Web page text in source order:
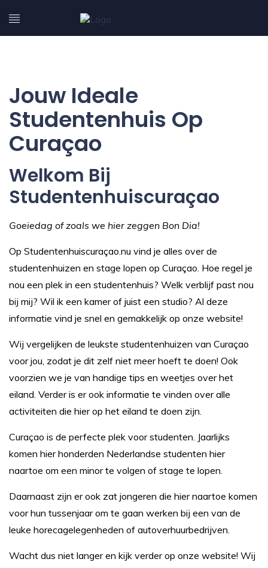
Jouw Ideale
Studentenhuis Op
Curaçao
Welkom Bij
Studentenhuiscuraçao
Goeiedag of zoals we hier zeggen Bon Dia!
Op Studentenhuiscuraçao.nu vind je alles over de
studentenhuizen en stage lopen op Curaçao. Hoe regel je
nou een plek in een studentenhuis? Welk verblijf past nou
bij mij? Wil ik een kamer of juist een studio? Al deze
informatie vind je snel en gemakkelijk op onze website!
Wij vergelijken de leukste studentenhuizen van Curaçao
voor jou, zodat je dit zelf niet meer hoeft te doen! Ook
voorzien we je van handige tips en weetjes over het
eiland. Verder is er ook informatie te vinden over alle
activiteiten die hier op het eiland te doen zijn.
Curaçao is de perfecte plek voor studenten. Jaarlijks
komen hier honderden Nederlandse studenten hier
naartoe om een minor te volgen of stage te lopen.
Daarnaast zijn er ook zat jongeren die hier naartoe komen
voor hun tussenjaar om te gaan werken bij een van de
leuke horecagelegenheden of autoverhuurbedrijven.
Wacht dus niet langer en kijk verder op onze website! Wij